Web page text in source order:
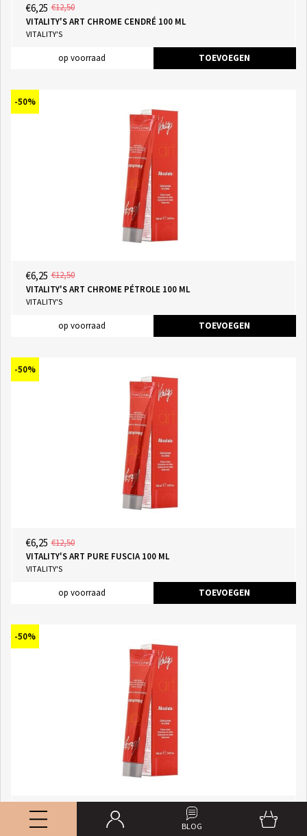
BLOG
€6,25 €12,50
VITALITY'S ART CHROME CENDRÉ 100 ML
VITALITY'S
op voorraad TOEVOEGEN
-50%
€6,25 €12,50
VITALITY'S ART CHROME PÉTROLE 100 ML
VITALITY'S
op voorraad TOEVOEGEN
-50%
€6,25 €12,50
VITALITY'S ART PURE FUSCIA 100 ML
VITALITY'S
op voorraad TOEVOEGEN
-50%
€6,25
VITALITY'S ART PURE GOLD 100 ML